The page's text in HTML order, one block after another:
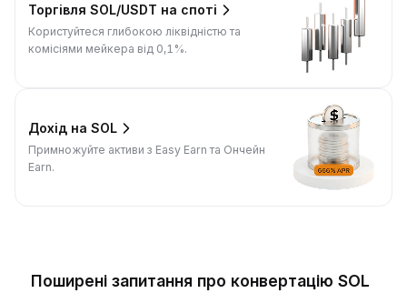
Торгівля SOL/USDT на споті
Користуйтеся глибокою ліквідністю та
комісіями мейкера від 0,1%.
Дохід на SOL
Примножуйте активи з Easy Earn та Ончейн
Earn.
Поширені запитання про конвертацію SOL